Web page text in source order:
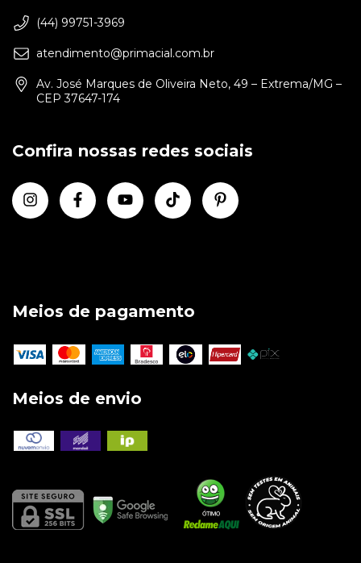
(44) 99751-3969
atendimento@primacial.com.br
Av. José Marques de Oliveira Neto, 49 – Extrema/MG –
CEP 37647-174
Confira nossas redes sociais
Meios de pagamento
Meios de envio